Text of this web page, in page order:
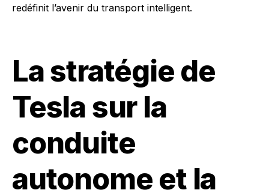
redéfinit l’avenir du transport intelligent.
La stratégie de
Tesla sur la
conduite
autonome et la